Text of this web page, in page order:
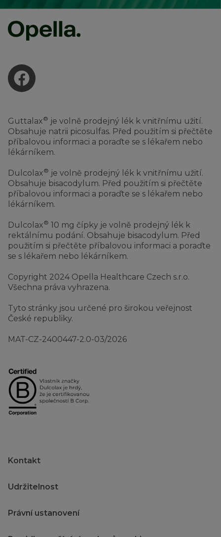
Guttalax® je volně prodejný lék k vnitřnímu užití.
Obsahuje natrii picosulfas. Před použitím si přečtěte
příbalovou informaci a poraďte se s lékařem nebo
lékárníkem.
Dulcolax® je volně prodejný lék k vnitřnímu užití.
Obsahuje bisacodylum. Před použitím si přečtěte
příbalovou informaci a poraďte se s lékařem nebo
lékárníkem.
Dulcolax® 10 mg čípky je volně prodejný lék k
rektálnímu podání. Obsahuje bisacodylum. Před
použitím si přečtěte příbalovou informaci a poraďte
se s lékařem nebo lékárníkem.
Copyright 2024 Opella Healthcare Czech s.r.o.
Všechna práva vyhrazena.
Tyto stránky jsou určené pro širokou veřejnost
České republiky.
MAT-CZ-2400447-2.0-03/2026
Kontakt
Udržitelnost
Právní ustanovení